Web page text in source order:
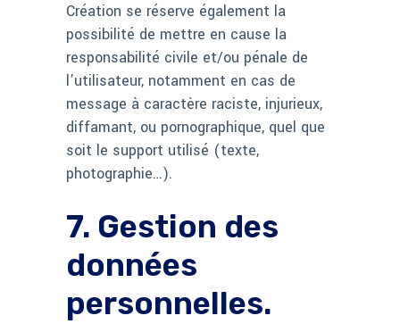
Création se réserve également la
possibilité de mettre en cause la
responsabilité civile et/ou pénale de
l’utilisateur, notamment en cas de
message à caractère raciste, injurieux,
diffamant, ou pornographique, quel que
soit le support utilisé (texte,
photographie…).
7. Gestion des
données
personnelles.